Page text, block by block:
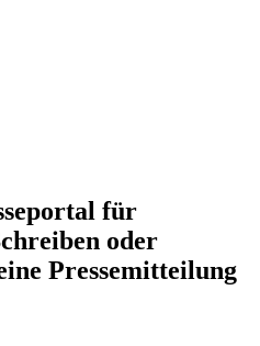
für
oder
Pressemitteilung